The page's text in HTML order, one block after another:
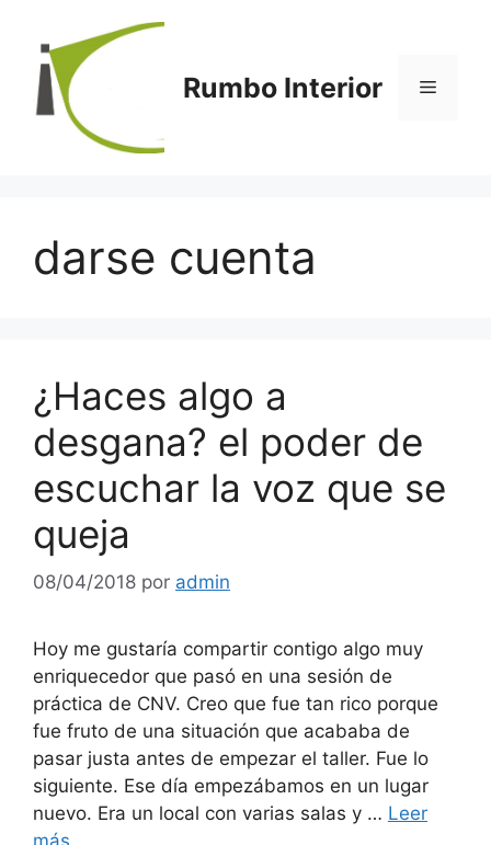
contenido
Rumbo Interior Menú
darse cuenta
¿Haces algo a
desgana? el poder de
escuchar la voz que se
queja
08/04/2018 por admin
Hoy me gustaría compartir contigo algo muy
enriquecedor que pasó en una sesión de
práctica de CNV. Creo que fue tan rico porque
fue fruto de una situación que acababa de
pasar justa antes de empezar el taller. Fue lo
siguiente. Ese día empezábamos en un lugar
nuevo. Era un local con varias salas y … Leer